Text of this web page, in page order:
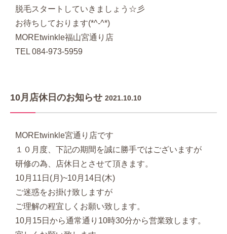
脱毛スタートしていきましょう☆彡
お待ちしております(*^-^*)
MOREtwinkle福山宮通り店
TEL 084-973-5959
10月店休日のお知らせ 2021.10.10
MOREtwinkle宮通り店です
１０月度、下記の期間を誠に勝手ではございますが
研修の為、店休日とさせて頂きます。
10月11日(月)~10月14日(木)
ご迷惑をお掛け致しますが
ご理解の程宜しくお願い致します。
10月15日から通常通り10時30分から営業致します。